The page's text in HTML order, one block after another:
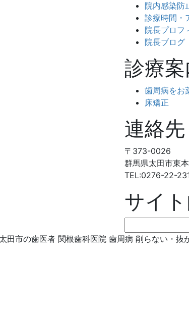
院内感染防
診療時間・
院長プロフ
院長ブログ
診療案
歯周病をお
床矯正
連絡先
〒373-0026
群馬県太田市東
TEL:0276-22-
サイ
索:
市の歯医者 関根歯科医院 歯周病 削らない・抜